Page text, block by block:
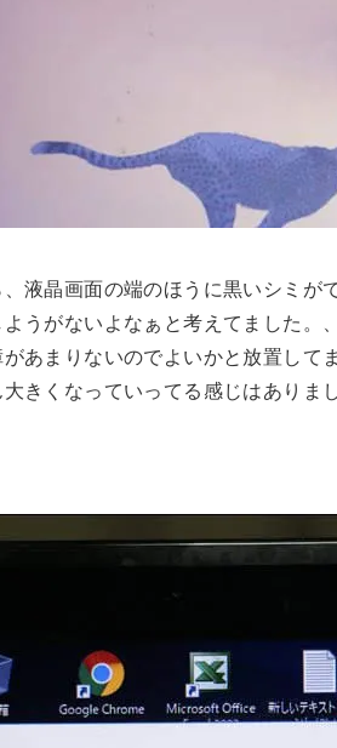
液晶画面の端のほうに黒いシミが
うがないよなぁと考えてました。
あまりないのでよいかと放置して
きくなっていってる感じはありま